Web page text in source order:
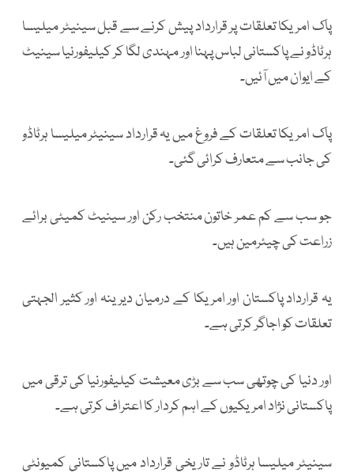
پاک امریکا تعلقات پر قرارداد پیش کرنے سے قبل سینیٹر میلیسا
ہرٹاڈو نے پاکستانی لباس پہنا اور مہندی لگا کر کیلیفورنیا سینیٹ
کے ایوان میں آئیں۔
پاک امریکا تعلقات کے فروغ میں یہ قرارداد سینیٹر میلیسا ہرٹاڈو
کی جانب سے متعارف کرائی گئی۔
جو سب سے کم عمر خاتون منتخب رکن اور سینیٹ کمیٹی برائے
زراعت کی چیئرمین ہیں۔
یہ قرارداد پاکستان اور امریکا کے درمیان دیرینہ اور کثیر الجہتی
تعلقات کو اجاگر کرتی ہے۔
اور دنیا کی چوتھی سب سے بڑی معیشت کیلیفورنیا کی ترقی میں
پاکستانی نژاد امریکیوں کے اہم کردار کا اعتراف کرتی ہے۔
سینیٹر میلیسا ہرٹاڈو نے تاریخی قرارداد میں پاکستانی کمیونٹی